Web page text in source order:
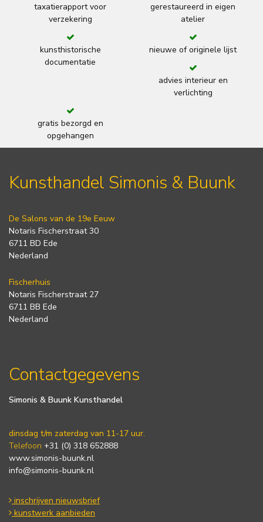
taxatierapport voor
verzekering
gerestaureerd in eigen
atelier
kunsthistorische
documentatie
nieuwe of originele lijst
advies interieur en
verlichting
gratis bezorgd en
opgehangen
Kunsthandel Simonis & Buunk
De Salons van de 19e Eeuw
Notaris Fischerstraat 30
6711 BD Ede
Nederland
Fischerhuis
Notaris Fischerstraat 27
6711 BB Ede
Nederland
Contactgegevens
Simonis & Buunk Kunsthandel
dinsdag t/m zaterdag van 11-17 uur.
Telefoon +31 (0) 318 652888
www.simonis-buunk.nl
info@simonis-buunk.nl
inschrijven nieuwsbrief
kunstwerk aanbieden